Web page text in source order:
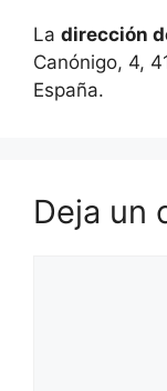
La dirección
Canónigo, 4,
España.
Deja un